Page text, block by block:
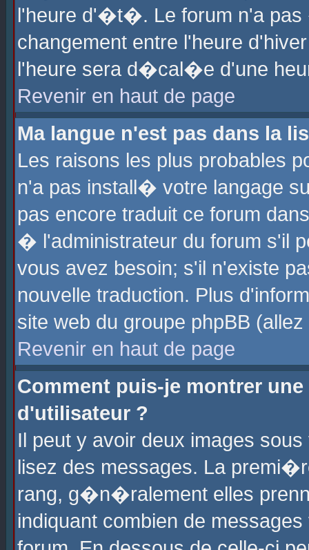
l'heure d'�t�. Le forum n'a
changement entre l'heure
l'heure sera d�cal�e d'une
Revenir en haut de page
Ma langue n'est pas dans la
Les raisons les plus probables
n'a pas install� votre langage
pas encore traduit ce forum
� l'administrateur du forum s'il
vous avez besoin; s'il n'existe
nouvelle traduction. Plus
site web du groupe phpBB
Revenir en haut de page
Comment puis-je montrer
d'utilisateur ?
Il peut y avoir deux images
lisez des messages. La
rang, g�n�ralement elles
indiquant combien de